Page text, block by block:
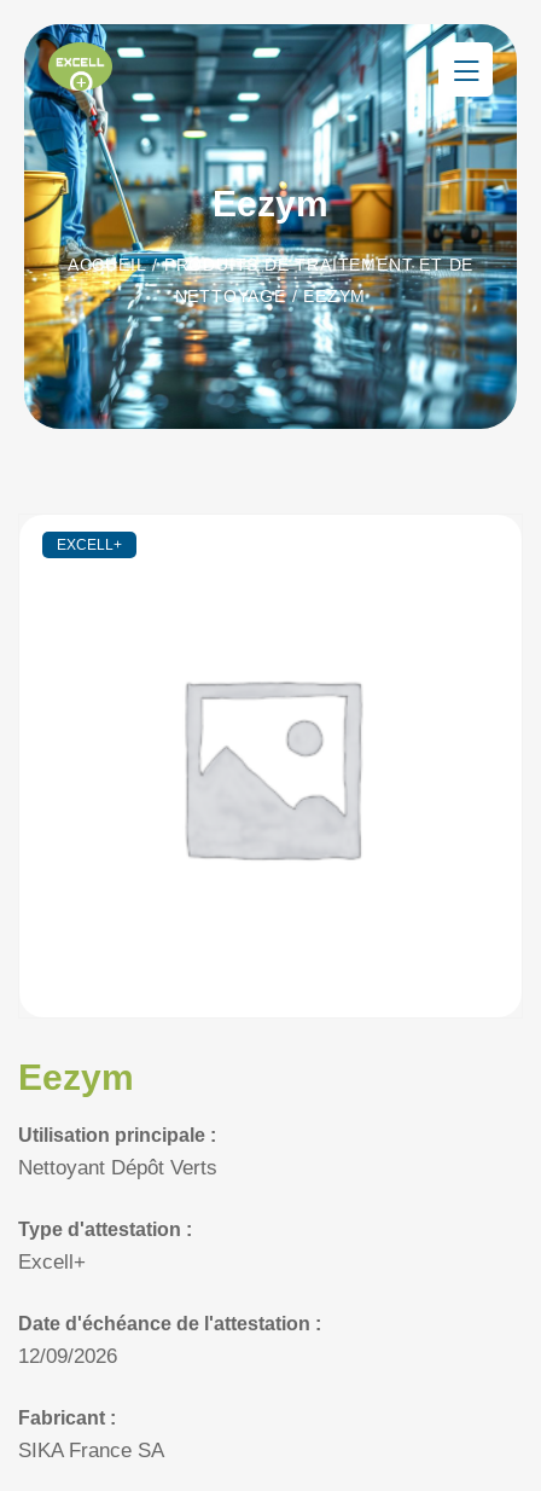
Eezym
ACCUEIL/PRODUITS DE TRAITEMENT ET DE
NETTOYAGE/ EEZYM
EXCELL+
Eezym
Utilisation principale :
Nettoyant Dépôt Verts
Type d'attestation :
Excell+
Date d'échéance de l'attestation :
12/09/2026
Fabricant :
SIKA France SA